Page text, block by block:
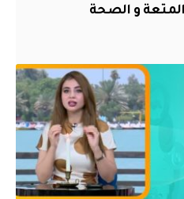
المتعة و الصحة